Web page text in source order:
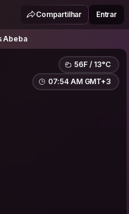
Adis AbebaCompartilhar Entrar
Abeba
56F / 13°C
07:54 AM GMT+3